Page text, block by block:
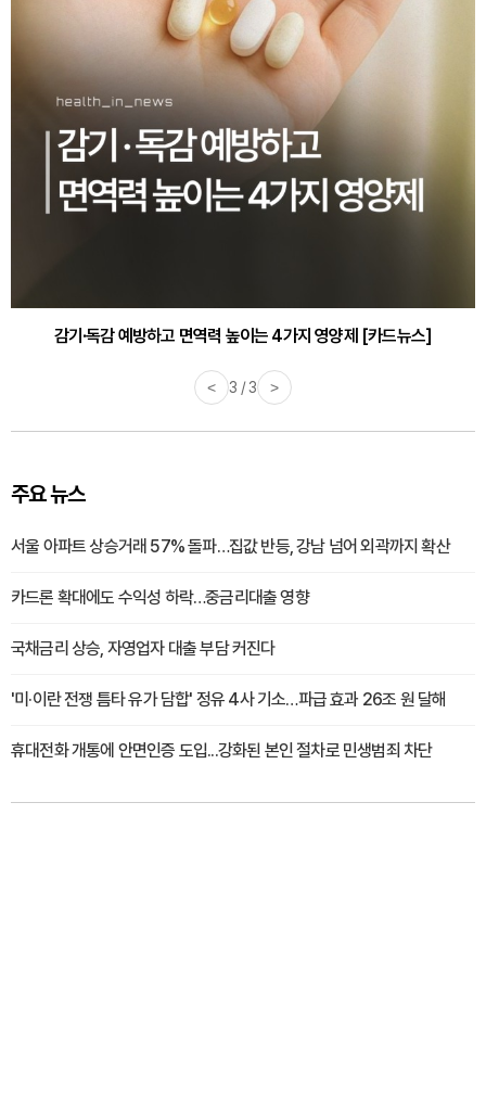
감기·독감 예방하고 면역력 높이는 4가지 영양제 [카드뉴스]
< 3 / 3 >
주요 뉴스
서울 아파트 상승거래 57% 돌파…집값 반등, 강남 넘어 외곽까지 확산
카드론 확대에도 수익성 하락…중금리대출 영향
국채금리 상승, 자영업자 대출 부담 커진다
'미·이란 전쟁 틈타 유가 담합' 정유 4사 기소…파급 효과 26조 원 달해
휴대전화 개통에 안면인증 도입...강화된 본인 절차로 민생범죄 차단